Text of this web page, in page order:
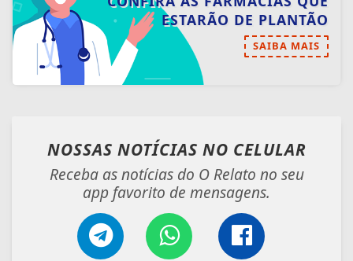
ESTARÃO DE PLANTÃO
SAIBA MAIS
NOSSAS NOTÍCIAS NO CELULAR
Receba as notícias do O Relato no seu
app favorito de mensagens.